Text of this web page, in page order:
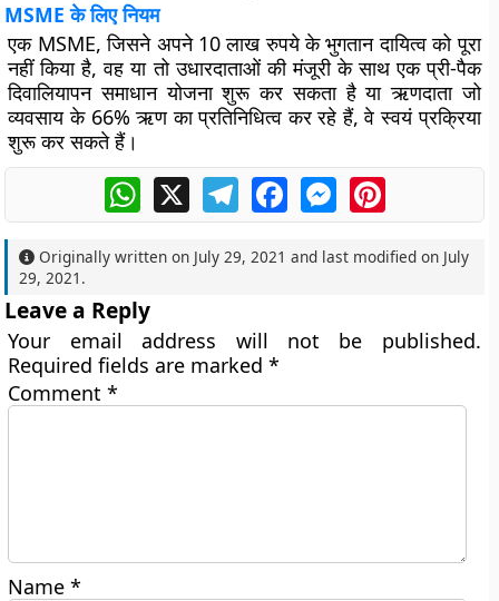
MSME के लिए नियम
एक MSME, जिसने अपने 10 लाख रुपये के भुगतान दायित्व को पूरा
नहीं किया है, वह या तो उधारदाताओं की मंजूरी के साथ एक प्री-पैक
दिवालियापन समाधान योजना शुरू कर सकता है या ऋणदाता जो
व्यवसाय के 66% ऋण का प्रतिनिधित्व कर रहे हैं, वे स्वयं प्रक्रिया
शुरू कर सकते हैं।
WhatsApp
X TelegramFacebookMessengerPinterest
Originally written on July 29, 2021 and last modified on July
29, 2021 .
Leave a Reply
Your email address will not be published.
Required fields are marked*
Comment*
Name*